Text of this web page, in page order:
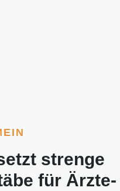
strenge
für Ärzte-